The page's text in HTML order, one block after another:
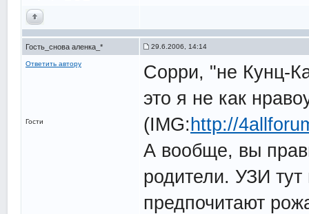
Гость_снова аленка_* 29.6.2006, 14:14
Ответить автору
Гости
Сорри, "не Кунц-
это я не как
(IMG:http://
А вообще, вы
родители. УЗИ
предпочитают